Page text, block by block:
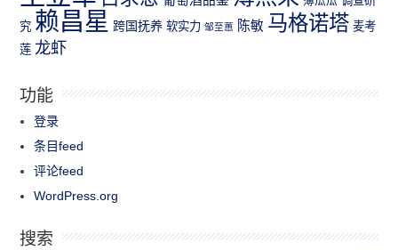
究 赖昌星 跨国抚养 软实力 邹至蕙 陈敏 马格诺塔 麦考
莲 龙虾
功能
登录
条目feed
评论feed
WordPress.org
搜索